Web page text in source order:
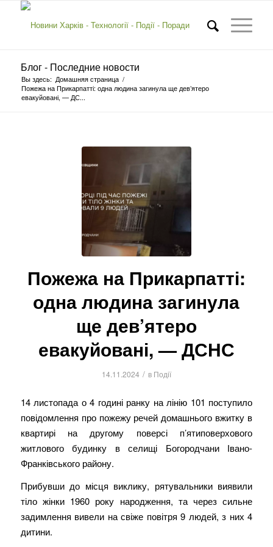
Блог - Последние новости
Вы здесь: Домашняя страница /
Пожежа на Прикарпатті: одна людина загинула ще дев’ятеро
евакуйовані, — ДС...
Пожежа на Прикарпатті:
одна людина загинула
ще дев’ятеро
евакуйовані, — ДСНС
14.11.2024 / в Події
14 листопада о 4 годині ранку на лінію 101 поступило
повідомлення про пожежу речей домашнього вжитку в
квартирі на другому поверсі п’ятиповерхового
житлового будинку в селищі Богородчани Івано-
Франківського району.
Прибувши до місця виклику, рятувальники виявили
тіло жінки 1960 року народження, та через сильне
задимлення вивели на свіже повітря 9 людей, з них 4
дитини.